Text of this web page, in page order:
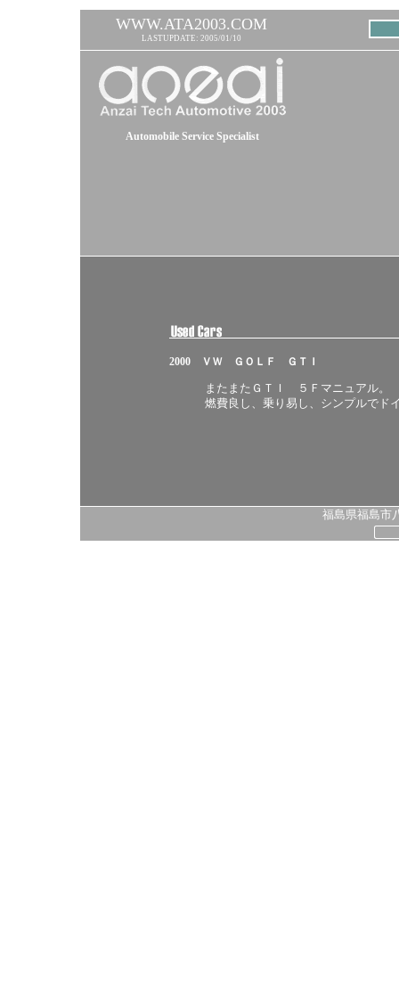
WWW.ATA2003.COM
LASTUPDATE: 2005/01/10
Automobile Service Specialist
2000 ＶＷ ＧＯＬＦ ＧＴＩ
またまたＧＴＩ ５Ｆマニュアル。
燃費良し、乗り易し、シンプルでド
福島県福島市